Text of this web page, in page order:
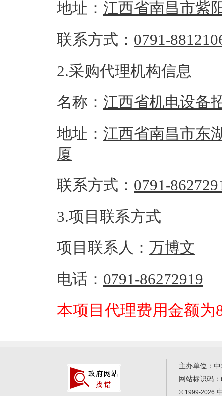
地址： 江西省南昌市紫
联系方式： 0791-
2.采购代理机构信息
名称： 江西省机电设备
地址： 江西省南昌市东
厦
联系方式： 0791-
3.项目联系方式
项目联系人： 万博文
电话： 0791-86272919
本项目代理费用金额为
主办单位：
网站标识码：
© 1999-2026